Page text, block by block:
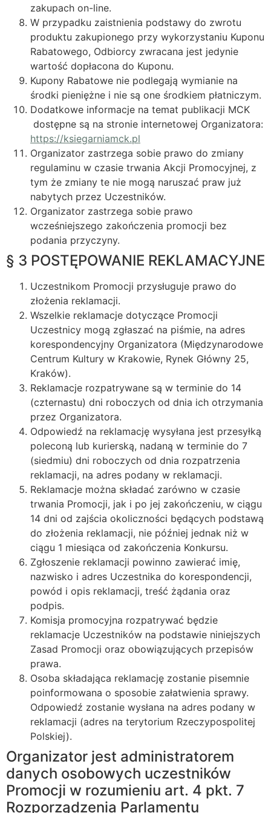
zakupach on-line.
W przypadku zaistnienia podstawy do zwrotu
produktu zakupionego przy wykorzystaniu Kuponu
Rabatowego, Odbiorcy zwracana jest jedynie
wartość dopłacona do Kuponu.
Kupony Rabatowe nie podlegają wymianie na
środki pieniężne i nie są one środkiem płatniczym.
Dodatkowe informacje na temat publikacji MCK
dostępne są na stronie internetowej Organizatora:
https://ksiegarniamck.pl
Organizator zastrzega sobie prawo do zmiany
regulaminu w czasie trwania Akcji Promocyjnej, z
tym że zmiany te nie mogą naruszać praw już
nabytych przez Uczestników.
Organizator zastrzega sobie prawo
wcześniejszego zakończenia promocji bez
podania przyczyny.
§ 3 POSTĘPOWANIE REKLAMACYJNE
Uczestnikom Promocji przysługuje prawo do
złożenia reklamacji.
Wszelkie reklamacje dotyczące Promocji
Uczestnicy mogą zgłaszać na piśmie, na adres
korespondencyjny Organizatora (Międzynarodowe
Centrum Kultury w Krakowie, Rynek Główny 25,
Kraków).
Reklamacje rozpatrywane są w terminie do 14
(czternastu) dni roboczych od dnia ich otrzymania
przez Organizatora.
Odpowiedź na reklamację wysyłana jest przesyłką
poleconą lub kurierską, nadaną w terminie do 7
(siedmiu) dni roboczych od dnia rozpatrzenia
reklamacji, na adres podany w reklamacji.
Reklamacje można składać zarówno w czasie
trwania Promocji, jak i po jej zakończeniu, w ciągu
14 dni od zajścia okoliczności będących podstawą
do złożenia reklamacji, nie później jednak niż w
ciągu 1 miesiąca od zakończenia Konkursu.
Zgłoszenie reklamacji powinno zawierać imię,
nazwisko i adres Uczestnika do korespondencji,
powód i opis reklamacji, treść żądania oraz
podpis.
Komisja promocyjna rozpatrywać będzie
reklamacje Uczestników na podstawie niniejszych
Zasad Promocji oraz obowiązujących przepisów
prawa.
Osoba składająca reklamację zostanie pisemnie
poinformowana o sposobie załatwienia sprawy.
Odpowiedź zostanie wysłana na adres podany w
reklamacji (adres na terytorium Rzeczypospolitej
Polskiej).
Organizator jest administratorem
danych osobowych uczestników
Promocji w rozumieniu art. 4 pkt. 7
Rozporządzenia Parlamentu